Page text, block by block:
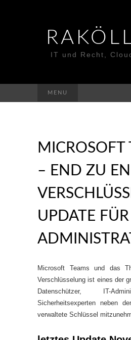
IT und Recht,
MENU
MICROSOFT
– END ZU
UPDATE FÜR
Microsoft Teams und das
Verschlüsselung ist eines der
Datenschützer, IT-
Sicherheitsexperten neben
verwaltete Schlüssel